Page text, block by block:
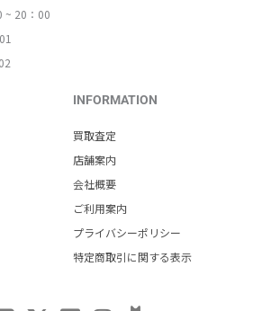
~ 20：00
INFORMATION
買取査定
店舗案内
会社概要
ご利用案内
プライバシーポリシー
特定商取引に関する表示